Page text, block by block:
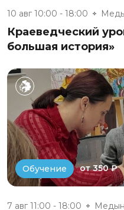
10 авг 10:00 - 18:00
Краеведческий
большая история»
Обучение от 350 ₽
7 авг 11:00 - 18:00